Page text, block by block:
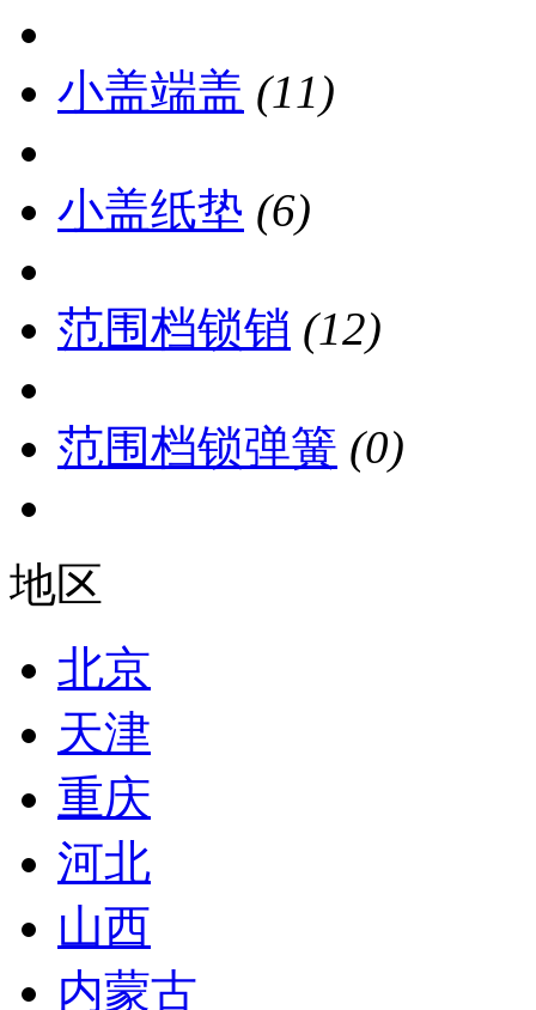
小盖端盖 (11)
小盖纸垫 (6)
范围档锁销 (12)
范围档锁弹簧 (0)
地区
北京
天津
重庆
河北
山西
内蒙古